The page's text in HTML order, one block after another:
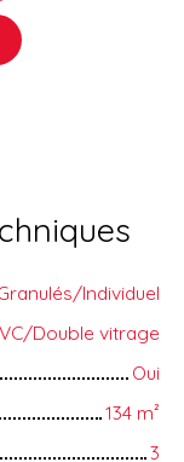
Individuel
Double vitrage
Oui
134 m²
3